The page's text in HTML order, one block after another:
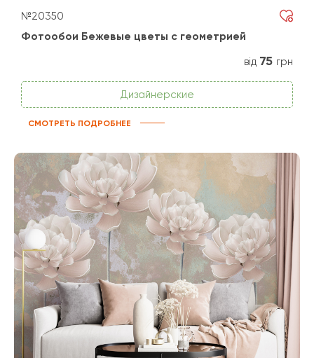
№20350
Фотообои Бежевые цветы с геометрией
від 75 грн
Дизайнерские
СМОТРЕТЬ ПОДРОБНЕЕ